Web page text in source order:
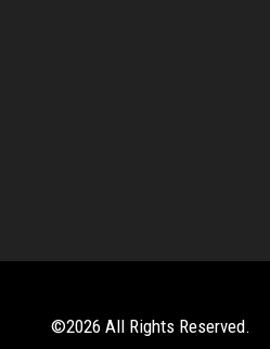
©2026 All Rights Reserved.